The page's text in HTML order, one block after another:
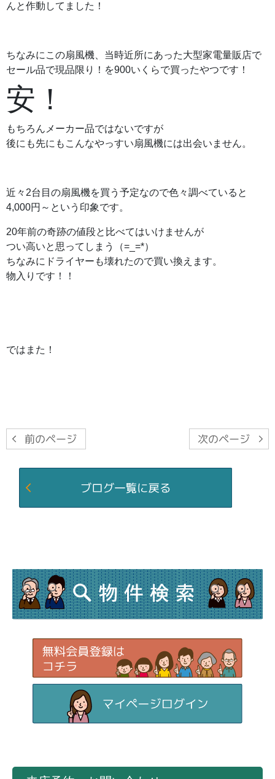
んと作動してました！
ちなみにこの扇風機、当時近所にあった大型家電量販店で
セール品で現品限り！を900いくらで買ったやつです！
安！
もちろんメーカー品ではないですが
後にも先にもこんなやっすい扇風機には出会いません。
近々2台目の扇風機を買う予定なので色々調べていると
4,000円～という印象です。
20年前の奇跡の値段と比べてはいけませんが
つい高いと思ってしまう（=_=*）
ちなみにドライヤーも壊れたので買い換えます。
物入りです！！
ではまた！